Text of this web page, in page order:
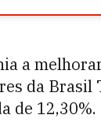
a
da Brasil
de 12,30%.